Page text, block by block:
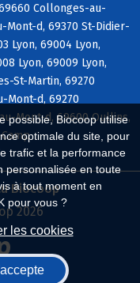
possible, Biocoop utilise
optimale du site, pour
trafic et la performance
personnalisée en toute
à tout moment en
pour vous ?
les cookies
Collonges-au-
Mont-d, 69370 St-Didier-
Lyon, 69004 Lyon,
Lyon, 69009 Lyon,
St-Martin, 69270
Mont-d, 69270
Mont-d, 69600 Oullins,
Biocoop
2026